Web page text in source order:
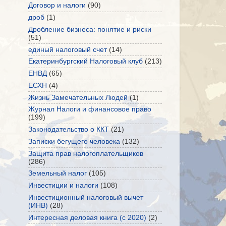
Договор и налоги (90)
дроб (1)
Дробление бизнеса: понятие и риски
(51)
единый налоговый счет (14)
Екатеринбургский Налоговый клуб (213)
ЕНВД (65)
ЕСХН (4)
Жизнь Замечательных Людей (1)
Журнал Налоги и финансовое право
(199)
Законодательство о ККТ (21)
Записки бегущего человека (132)
Защита прав налогоплательщиков
(286)
Земельный налог (105)
Инвестиции и налоги (108)
Инвестиционный налоговый вычет
(ИНВ) (28)
Интересная деловая книга (с 2020) (2)